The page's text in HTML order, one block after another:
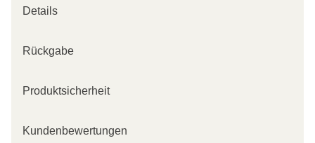
Details
Rückgabe
Produktsicherheit
Kundenbewertungen